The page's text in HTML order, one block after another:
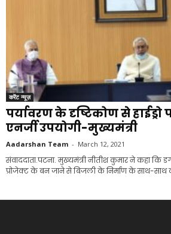
करेंट न्यूज़
पर्यावरण के दृष्टिकोण से
एनर्जी उपयोगी-मुख्यमंत्री
Aadarshan Team - March 12, 2021
संवाददाता.पटना. मुख्यमंत्री नीतीश कुमार ने कहा कि
प्रोजेक्ट के बन जाने से बिजली के निर्माण के साथ-साथ